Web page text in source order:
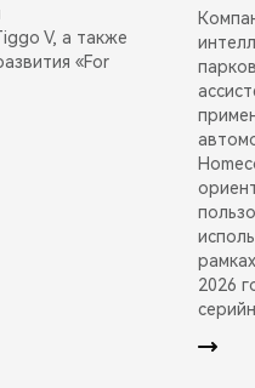
V, а также
«For
2026